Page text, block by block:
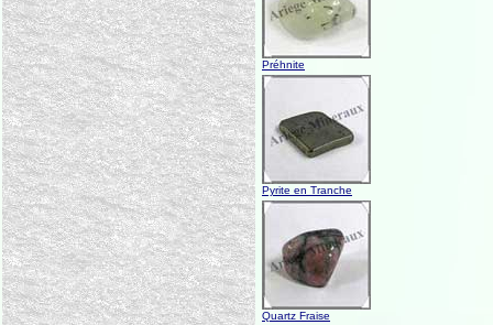
Préhnite
Pyrite en Tranche
Quartz Fraise